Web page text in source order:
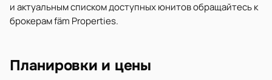
и актуальным списком доступных юнитов обращайтесь к
брокерам fäm Properties.
Планировки и цены